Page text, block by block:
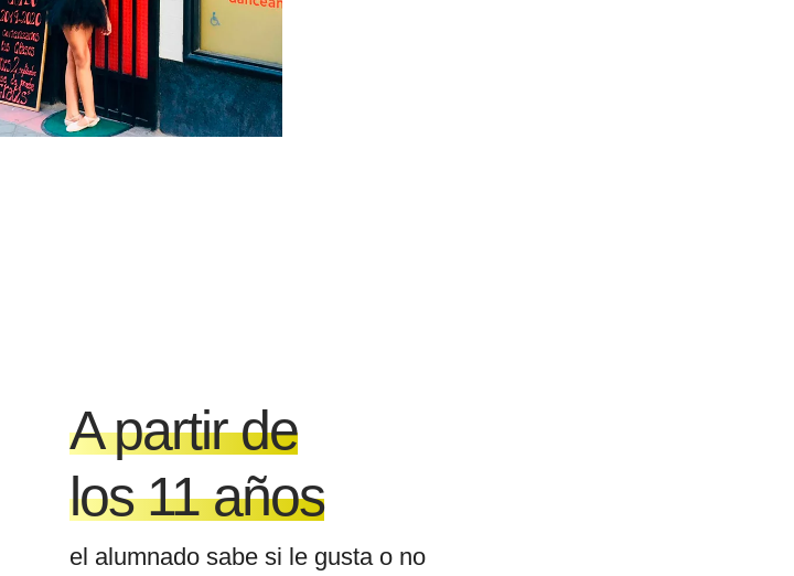
todas las disciplinas.
A partir de
los 11 años
el alumnado sabe si le gusta o no